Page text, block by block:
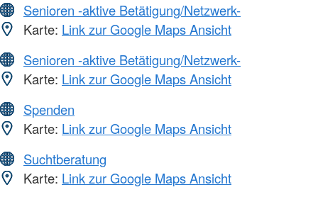
Senioren -aktive Betätigung/Netzwerk-
Karte: Link zur Google Maps Ansicht
Senioren -aktive Betätigung/Netzwerk-
Karte: Link zur Google Maps Ansicht
Spenden
Karte: Link zur Google Maps Ansicht
Suchtberatung
Karte: Link zur Google Maps Ansicht